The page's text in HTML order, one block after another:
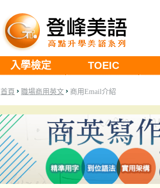
入學檢定 TOEIC
首頁 職場商用英文 商用Email介紹